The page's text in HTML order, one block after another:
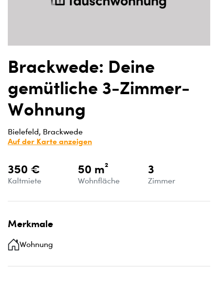
Brackwede: Deine
gemütliche 3-Zimmer-
Wohnung
Bielefeld, Brackwede
Auf der Karte anzeigen
350 €
Kaltmiete
50 m²
Wohnfläche
3
Zimmer
Merkmale
Wohnung